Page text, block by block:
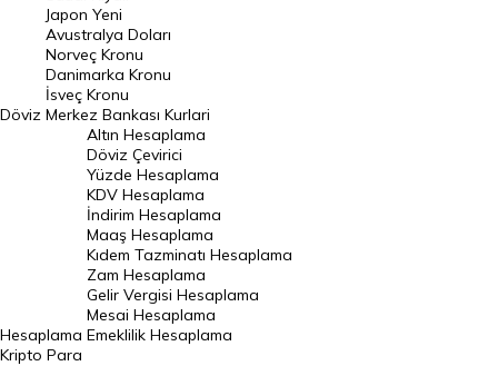
Avustralya Doları
Danimarka Kronu Kuru
Kanada Doları Kuru
Norveç Kronu Kuru
İsveç Kronu Kuru
Japon Yeni Kuru
Serbest Piyasa Döviz Kurları
Merkez Bankası Döviz Kurları
Altın Fiyatları
Döviz
Japon Yeni
Avustralya Doları
Norveç Kronu
Danimarka Kronu
İsveç Kronu
Merkez Bankası Kurlari
Hesaplama
Altın Hesaplama
Döviz Çevirici
Yüzde Hesaplama
KDV Hesaplama
İndirim Hesaplama
Maaş Hesaplama
Kıdem Tazminatı Hesaplama
Zam Hesaplama
Gelir Vergisi Hesaplama
Mesai Hesaplama
Emeklilik Hesaplama
Kripto Para